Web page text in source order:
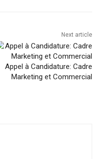
Next article
Appel à Candidature: Cadre
Marketing et Commercial